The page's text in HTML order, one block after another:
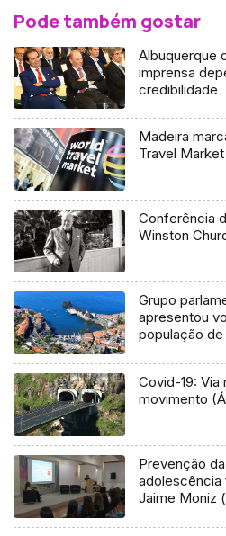
Pode também gostar
Albuquerque
imprensa
credibilidade
Madeira
Travel Market
Conferência
Winston
Grupo
apresentou
população
Covid-19: Via
movimento
Prevenção
adolescência
Jaime Moniz